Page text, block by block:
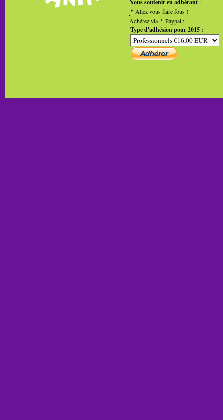
Nous soutenir en adhérant :
Allez vous faire fous !
Adhérez via
Paypal :
Type d'adhésion pour 2015 :